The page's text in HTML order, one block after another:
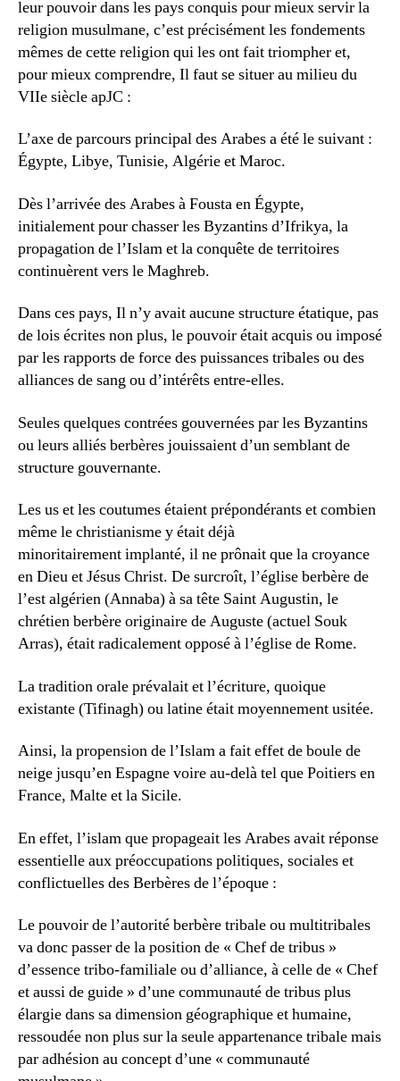
leur pouvoir dans les pays conquis pour mieux servir la
religion musulmane, c’est précisément les fondements
mêmes de cette religion qui les ont fait triompher et,
pour mieux comprendre, Il faut se situer au milieu du
VIIe siècle apJC :
L’axe de parcours principal des Arabes a été le suivant :
Égypte, Libye, Tunisie, Algérie et Maroc.
Dès l’arrivée des Arabes à Fousta en Égypte,
initialement pour chasser les Byzantins d’Ifrikya, la
propagation de l’Islam et la conquête de territoires
continuèrent vers le Maghreb.
Dans ces pays, Il n’y avait aucune structure étatique, pas
de lois écrites non plus, le pouvoir était acquis ou imposé
par les rapports de force des puissances tribales ou des
alliances de sang ou d’intérêts entre-elles.
Seules quelques contrées gouvernées par les Byzantins
ou leurs alliés berbères jouissaient d’un semblant de
structure gouvernante.
Les us et les coutumes étaient prépondérants et combien
même le christianisme y était déjà
minoritairement implanté, il ne prônait que la croyance
en Dieu et Jésus Christ. De surcroît, l’église berbère de
l’est algérien (Annaba) à sa tête Saint Augustin, le
chrétien berbère originaire de Auguste (actuel Souk
Arras), était radicalement opposé à l’église de Rome.
La tradition orale prévalait et l’écriture, quoique
existante (Tifinagh) ou latine était moyennement usitée.
Ainsi, la propension de l’Islam a fait effet de boule de
neige jusqu’en Espagne voire au-delà tel que Poitiers en
France, Malte et la Sicile.
En effet, l’islam que propageait les Arabes avait réponse
essentielle aux préoccupations politiques, sociales et
conflictuelles des Berbères de l’époque :
Le pouvoir de l’autorité berbère tribale ou multitribales
va donc passer de la position de « Chef de tribus »
d’essence tribo-familiale ou d’alliance, à celle de « Chef
et aussi de guide » d’une communauté de tribus plus
élargie dans sa dimension géographique et humaine,
ressoudée non plus sur la seule appartenance tribale mais
par adhésion au concept d’une « communauté